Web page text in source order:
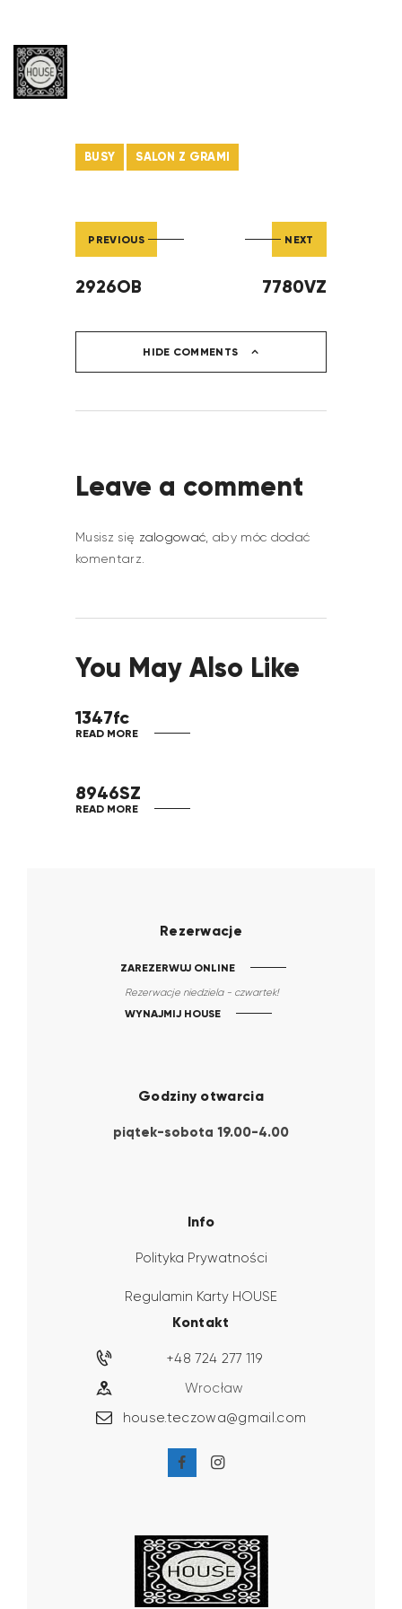
BUSY SALON Z GRAMI
PREVIOUS
2926OB
NEXT
7780VZ
HIDE COMMENTS
Leave a comment
Musisz się zalogować, aby móc dodać
komentarz.
You May Also Like
1347fc
READ MORE
8946SZ
READ MORE
Rezerwacje
ZAREZERWUJ ONLINE
Rezerwacje niedziela - czwartek!
WYNAJMIJ HOUSE
Godziny otwarcia
piątek-sobota 19.00-4.00
Info
Polityka Prywatności
Regulamin Karty HOUSE
Kontakt
Wrocław
house.teczowa@gmail.com
+48 724 277 119